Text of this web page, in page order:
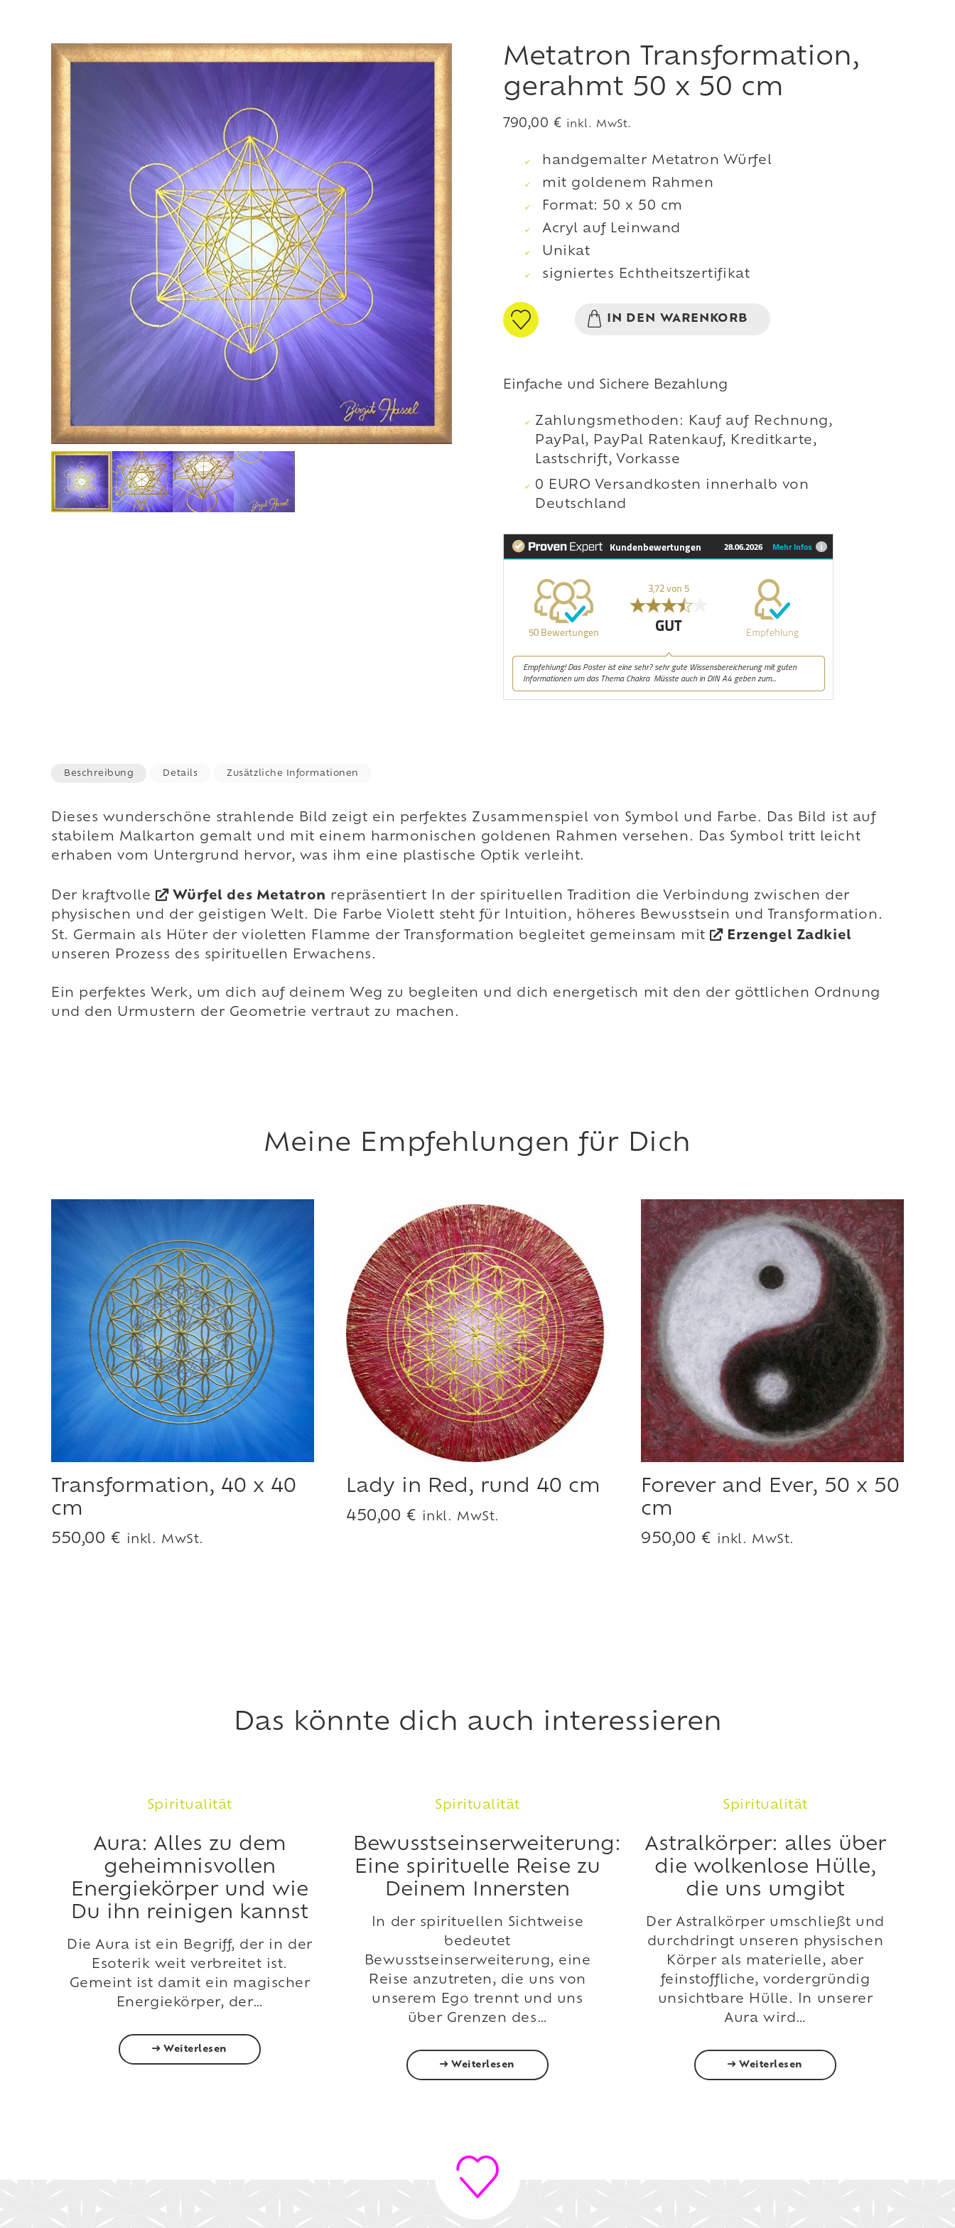
Metatron Transformation,
gerahmt 50 x 50 cm
790,00 € inkl. MwSt.
handgemalter Metatron Würfel
mit goldenem Rahmen
Format: 50 x 50 cm
Acryl auf Leinwand
Unikat
signiertes Echtheitszertifikat
IN DEN WARENKORB
Einfache und Sichere Bezahlung
Zahlungsmethoden: Kauf auf Rechnung,
PayPal, PayPal Ratenkauf, Kreditkarte,
Lastschrift, Vorkasse
0 EURO Versandkosten innerhalb von
Deutschland
Beschreibung Details Zusätzliche Informationen
Dieses wunderschöne strahlende Bild zeigt ein perfektes Zusammenspiel von Symbol und Farbe. Das Bild ist auf
stabilem Malkarton gemalt und mit einem harmonischen goldenen Rahmen versehen. Das Symbol tritt leicht
erhaben vom Untergrund hervor, was ihm eine plastische Optik verleiht.
Der kraftvolle Würfel des Metatron repräsentiert
In der spirituellen Tradition die Verbindung zwischen der
physischen und der geistigen Welt. Die Farbe Violett steht für Intuition, höheres Bewusstsein und Transformation.
St. Germain als Hüter der violetten Flamme der Transformation begleitet gemeinsam mit
Erzengel Zadkiel
unseren Prozess des spirituellen Erwachens.
Ein perfektes Werk, um dich auf deinem Weg zu begleiten und dich energetisch mit den der göttlichen Ordnung
und den Urmustern der Geometrie vertraut zu machen.
Transformation, 40 x 40
cm
550,00 € inkl. MwSt.
Lady in Red, rund 40 cm
450,00 € inkl. MwSt.
Forever and Ever, 50 x 50
cm
950,00 € inkl. MwSt.
Das könnte dich auch interessieren
Spiritualität
Aura: Alles zu dem
geheimnisvollen
Energiekörper und wie
Du ihn reinigen kannst
Die Aura ist ein Begriff, der in der
Esoterik weit verbreitet ist.
Gemeint ist damit ein magischer
Energiekörper, der…
Weiterlesen
Spiritualität
Bewusstseinserweiterung:
Eine spirituelle Reise zu
Deinem Innersten
In der spirituellen Sichtweise
bedeutet
Bewusstseinserweiterung, eine
Reise anzutreten, die uns von
unserem Ego trennt und uns
über Grenzen des…
Weiterlesen
Spiritualität
Astralkörper: alles über
die wolkenlose Hülle,
die uns umgibt
Der Astralkörper umschließt und
durchdringt unseren physischen
Körper als materielle, aber
feinstoffliche, vordergründig
unsichtbare Hülle. In unserer
Aura wird…
Weiterlesen